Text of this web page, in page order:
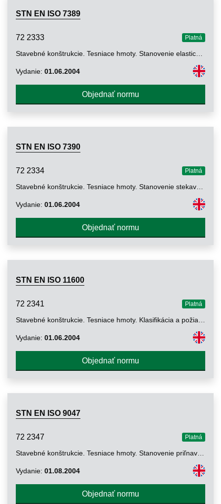
STN EN ISO 7389
72 2333 Platná
Vydanie: 01.06.2004
Objednať normu
STN EN ISO 7390
72 2334 Platná
Vydanie: 01.06.2004
Objednať normu
STN EN ISO 11600
72 2341 Platná
Vydanie: 01.06.2004
Objednať normu
STN EN ISO 9047
72 2347 Platná
Vydanie: 01.08.2004
Objednať normu